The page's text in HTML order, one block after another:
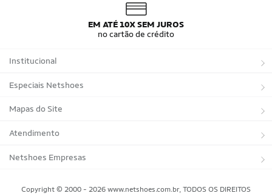
EM ATÉ 10X SEM JUROS
no cartão de crédito
Institucional
Sobre a Netshoes
Política de Privacidade
Programa de Afiliados
Regulamentos
Especiais Netshoes
Suplementos
Corrida
Bicicletas
Mapas do Site
Marcas
Tipos de Produtos
Atendimento
Trocas e devoluções
Netshoes Empresas
Copyright © 2000 - 2026 www.netshoes.com.br, TODOS OS DIREITOS